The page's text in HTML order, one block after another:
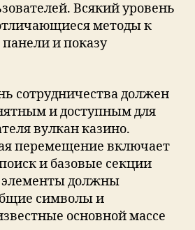
Всякий уровень
методы к
и показу
сотрудничества должен
и доступным для
вулкан казино.
перемещение включает
и базовые секции
должны
символы и
основной массе